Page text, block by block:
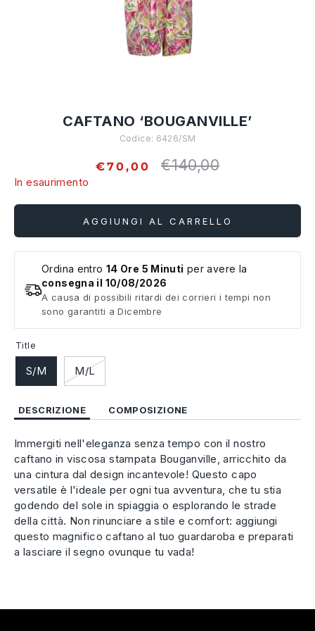
CAFTANO ‘BOUGANVILLE’
Codice: 6426/SM
€70,00
Prezzo
€140,00
In esaurimento
AGGIUNGI AL CARRELLO
Ordina entro 14 Ore 5 Minuti per avere la
consegna il 10/08/2026
A causa di possibili ritardi dei corrieri i tempi non
sono garantiti a Dicembre
Title
S/M M/L
DESCRIZIONE COMPOSIZIONE
Immergiti nell'eleganza senza tempo con il nostro
caftano in viscosa stampata Bouganville, arricchito da
una cintura dal design incantevole! Questo capo
versatile è l'ideale per ogni tua avventura, che tu stia
godendo del sole in spiaggia o esplorando le strade
della città. Non rinunciare a stile e comfort: aggiungi
questo magnifico caftano al tuo guardaroba e preparati
a lasciare il segno ovunque tu vada!